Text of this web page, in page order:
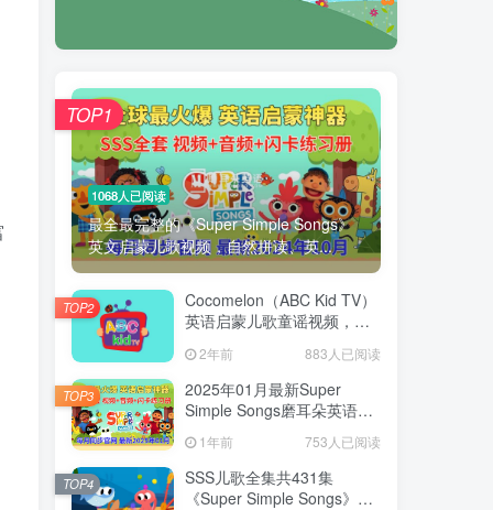
1068人已阅读
最全最完整的《Super Simple Songs》
英文启蒙儿歌视频，自然拼读、英...
TOP1
Cocomelon（ABC Kid TV）
英语启蒙儿歌童谣视频，全
文字幕，带音频MP3，百度
网盘下载！
2年前 883人已阅读
TOP2
2025年01月最新Super
Simple Songs磨耳朵英语入
1954集，1080P高清视频带
英文字幕，百度网盘下载！
1年前 753人已阅读
TOP3
SSS儿歌全集共431集
《Super Simple Songs》
TOP4